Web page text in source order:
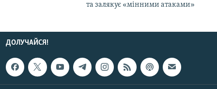
та залякує «мінними атаками»
ДОЛУЧАЙСЯ!